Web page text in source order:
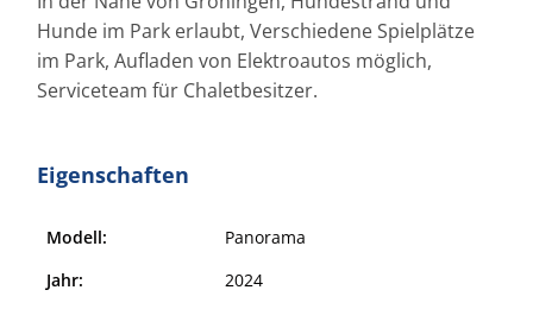
Hunde im Park erlaubt, Verschiedene Spielplätze
im Park, Aufladen von Elektroautos möglich,
Serviceteam für Chaletbesitzer.
Eigenschaften
Modell:
Panorama
Jahr:
2024